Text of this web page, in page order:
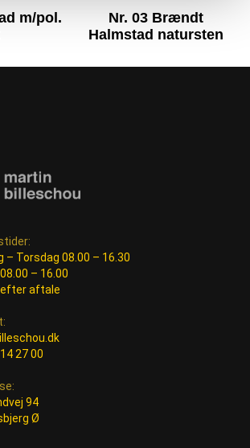
m/pol.
Nr. 03 Brændt
Halmstad natursten
– Torsdag 08.00 – 16.30
– 16.00
efter aftale
27 00
94
Ø